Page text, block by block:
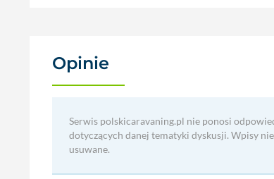
Opinie
Serwis polskicaravaning.pl nie ponosi
dotyczących danej tematyki dyskusji. Wpisy
usuwane.